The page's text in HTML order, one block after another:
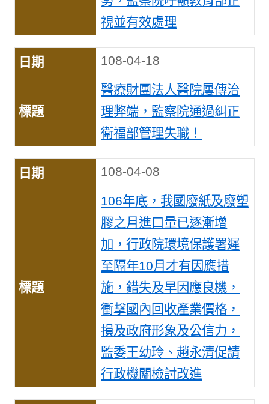
視並有效處理
108-04-18
醫療財團法人醫院屢傳治
理弊端，監察院通過糾正
衛福部管理失職！
108-04-08
106年底，我國廢紙及廢塑
膠之月進口量已逐漸增
加，行政院環境保護署遲
至隔年10月才有因應措
施，錯失及早因應良機，
衝擊國內回收產業價格，
損及政府形象及公信力，
監委王幼玲、趙永清促請
行政機關檢討改進